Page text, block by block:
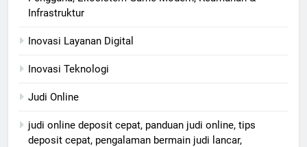
Infrastruktur
Inovasi Layanan Digital
Inovasi Teknologi
Judi Online
judi online deposit cepat, panduan judi online, tips
deposit cepat, pengalaman bermain judi lancar,